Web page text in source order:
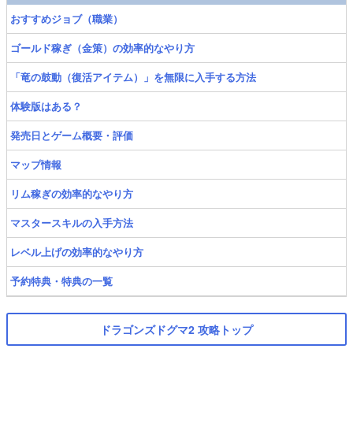
おすすめジョブ（職業）
ゴールド稼ぎ（金策）の効率的なやり方
「竜の鼓動（復活アイテム）」を無限に入手する方法
体験版はある？
発売日とゲーム概要・評価
マップ情報
リム稼ぎの効率的なやり方
マスタースキルの入手方法
レベル上げの効率的なやり方
予約特典・特典の一覧
ドラゴンズドグマ2 攻略トップ